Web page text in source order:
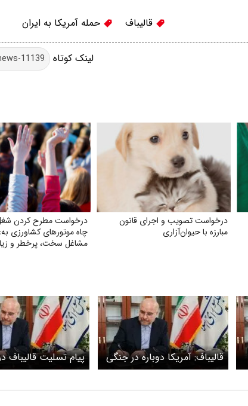
قالیباف حمله آمریکا به ایران
لینک کوتاه
درخواست تصویب و اجرای قانون
مبارزه با حیوان‌آزاری
درخواست مطرح کردن
چاه موتورهای کشاورزی
مشاغل سخت، پرخطر و
قالیباف: آمریکا دوباره در جنگی
بی‌پایان گیر خواهد افتاد
پیام تسلیت قالیباف
شهادت سردار خادمی